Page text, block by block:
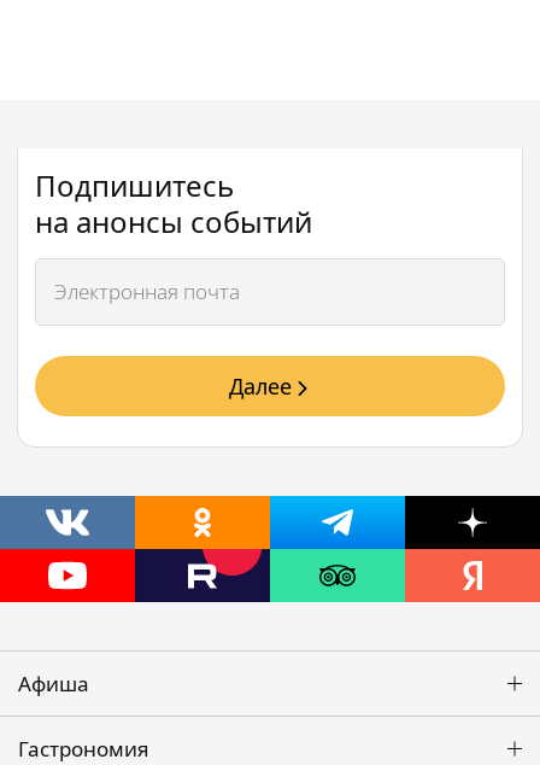
Подпишитесь
на анонсы событий
Далее
Афиша
Гастрономия